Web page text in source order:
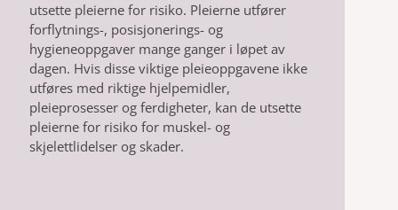
utsette pleierne for risiko. Pleierne utfører
forflytnings-, posisjonerings- og
hygieneoppgaver mange ganger i løpet av
dagen. Hvis disse viktige pleieoppgavene ikke
utføres med riktige hjelpemidler,
pleieprosesser og ferdigheter, kan de utsette
pleiernefor risiko for muskel- og
skjelettlidelser og skader.